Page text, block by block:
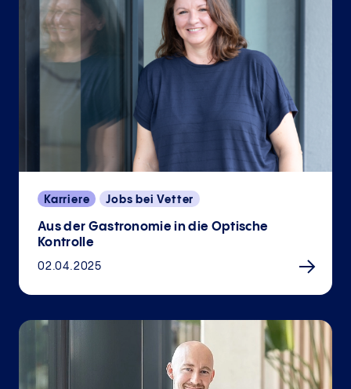
Karriere Jobs bei Vetter
Aus der Gastronomie in die Optische
Kontrolle
02.04.2025